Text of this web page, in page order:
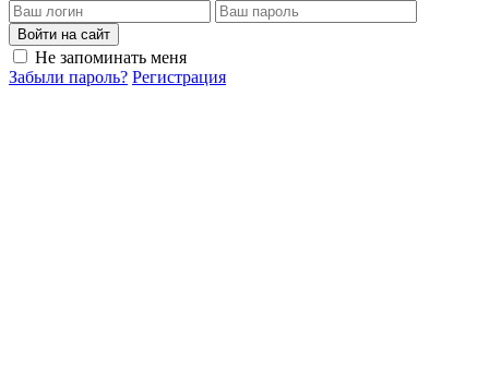
Войти на сайт
Не запоминать меня
Забыли пароль? Регистрация